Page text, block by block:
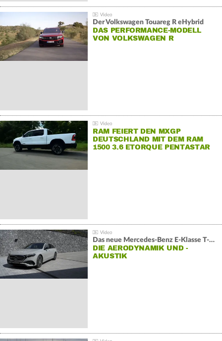
Der Volkswagen Touareg R eHybrid
DAS PERFORMANCE-MODELL
VON VOLKSWAGEN R
RAM FEIERT DEN MXGP
DEUTSCHLAND MIT DEM RAM
1500 3.6 ETORQUE PENTASTAR
Das neue Mercedes-Benz E-Klasse T-Modell
DIE AERODYNAMIK UND -
AKUSTIK